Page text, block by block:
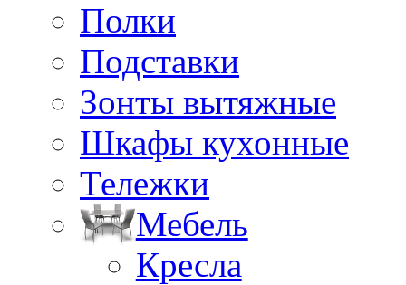
Полки
Подставки
Зонты вытяжные
Шкафы кухонные
Тележки
Мебель
Кресла